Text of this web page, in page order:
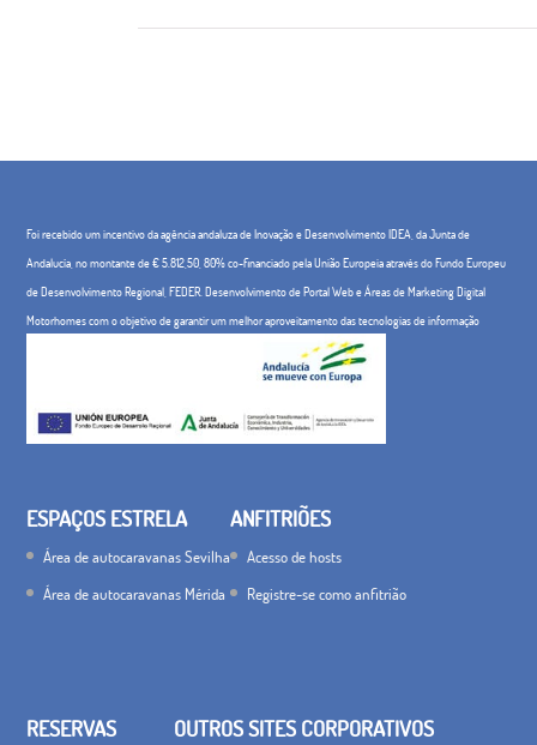
Foi recebido um incentivo da agência andaluza de Inovação e Desenvolvimento IDEA, da Junta de
Andalucía, no montante de € 5.812,50, 80% co-financiado pela União Europeia através do Fundo Europeu
de Desenvolvimento Regional, FEDER. Desenvolvimento de Portal Web e Áreas de Marketing Digital
Motorhomes com o objetivo de garantir um melhor aproveitamento das tecnologias de informação
ESPAÇOS ESTRELA
Área de autocaravanas Sevilha
Área de autocaravanas Mérida
ANFITRIÕES
Acesso de hosts
Registre-se como anfitrião
RESERVAS OUTROS SITES CORPORATIVOS